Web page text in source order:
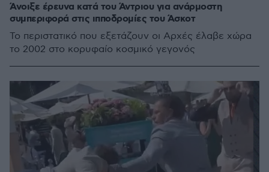
Άνοιξε έρευνα κατά του Άντριου για ανάρμοστη
συμπεριφορά στις ιπποδρομίες του Άσκοτ
Το περιστατικό που εξετάζουν οι Αρχές έλαβε χώρα
το 2002 στο κορυφαίο κοσμικό γεγονός